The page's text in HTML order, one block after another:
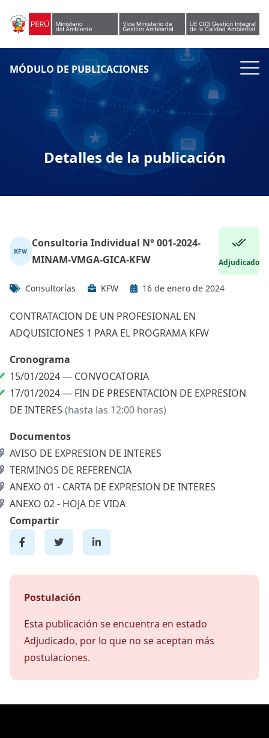
MÓDULO DE PUBLICACIONES
Detalles de la publicación
Consultoria Individual N° 001-2024-
MINAM-VMGA-GICA-KFW
Adjudicado
Consultorías KFW 16 de enero de 2024
CONTRATACION DE UN PROFESIONAL EN
ADQUISICIONES 1 PARA EL PROGRAMA KFW
Cronograma
15/01/2024 — CONVOCATORIA
17/01/2024 — FIN DE PRESENTACION DE EXPRESION
DE INTERES (hasta las 12:00 horas)
Documentos
AVISO DE EXPRESION DE INTERES
TERMINOS DE REFERENCIA
ANEXO 01 - CARTA DE EXPRESION DE INTERES
ANEXO 02 - HOJA DE VIDA
Compartir
Postulación
Esta publicación se encuentra en estado
Adjudicado, por lo que no se aceptan más
postulaciones.